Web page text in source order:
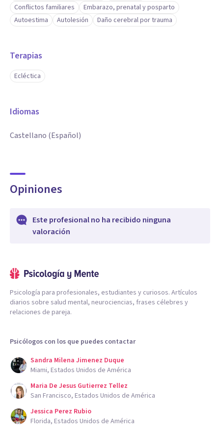
Conflictos familiares
Embarazo, prenatal y posparto
Autoestima
Autolesión Daño cerebral por trauma
Terapias
Ecléctica
Idiomas
Castellano (Español)
Opiniones
Este profesional no ha recibido ninguna
valoración
Psicología para profesionales, estudiantes y curiosos. Artículos
diarios sobre salud mental, neurociencias, frases célebres y
relaciones de pareja.
Psicólogos con los que puedes contactar
Sandra Milena Jimenez Duque
Miami, Estados Unidos de América
Maria De Jesus Gutierrez Tellez
San Francisco, Estados Unidos de América
Jessica Perez Rubio
Florida, Estados Unidos de América